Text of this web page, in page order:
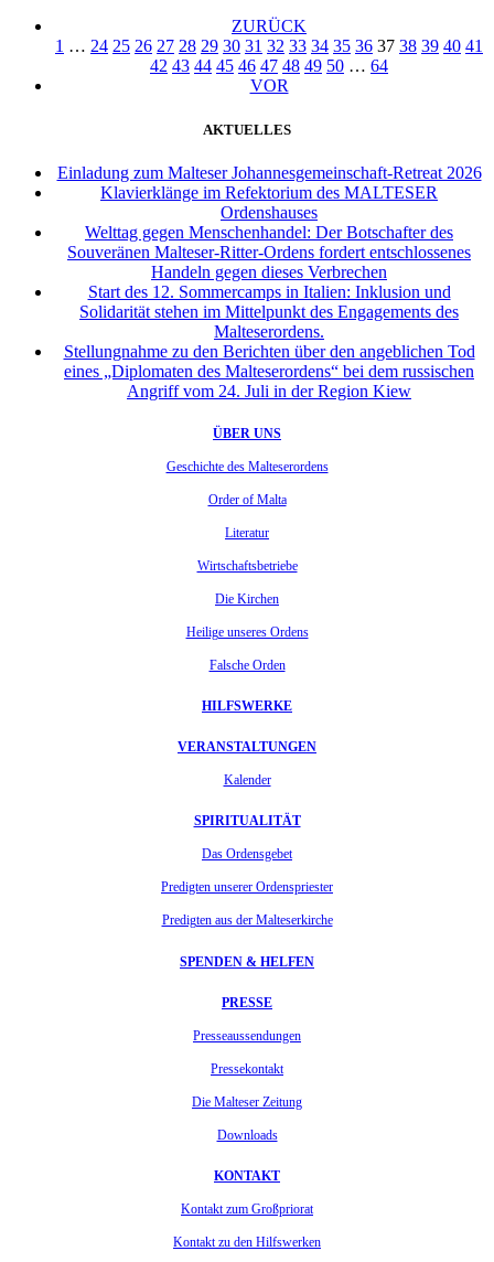
ZURÜCK
1 … 24 25 26 27 28 29 30 31 32 33 34 35 36 37 38 39 40 41
42 43 44 45 46 47 48 49 50 … 64
VOR
AKTUELLES
Einladung zum Malteser Johannesgemeinschaft-Retreat 2026
Klavierklänge im Refektorium des MALTESER
Ordenshauses
Welttag gegen Menschenhandel: Der Botschafter des
Souveränen Malteser-Ritter-Ordens fordert entschlossenes
Handeln gegen dieses Verbrechen
Start des 12. Sommercamps in Italien: Inklusion und
Solidarität stehen im Mittelpunkt des Engagements des
Malteserordens.
Stellungnahme zu den Berichten über den angeblichen Tod
eines „Diplomaten des Malteserordens“ bei dem russischen
Angriff vom 24. Juli in der Region Kiew
ÜBER UNS
Geschichte des Malteserordens
Order of Malta
Literatur
Wirtschaftsbetriebe
Die Kirchen
Heilige unseres Ordens
Falsche Orden
HILFSWERKE
VERANSTALTUNGEN
Kalender
SPIRITUALITÄT
Das Ordensgebet
Predigten unserer Ordenspriester
Predigten aus der Malteserkirche
SPENDEN & HELFEN
PRESSE
Presseaussendungen
Pressekontakt
Die Malteser Zeitung
Downloads
KONTAKT
Kontakt zum Großpriorat
Kontakt zu den Hilfswerken